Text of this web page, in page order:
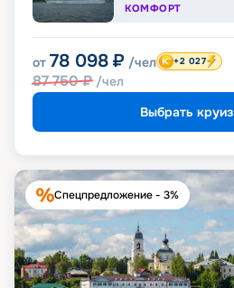
КОМФОРТ
от 78 098 ₽ /чел
87 750₽ /чел
+2 027
Выбрать круиз
Спецпредложение - 3%